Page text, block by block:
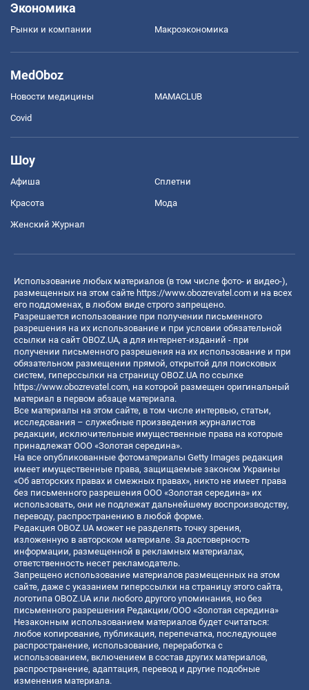
Экономика
Рынки и компании Mакроэкономика
MedOboz
Новости медицины MAMACLUB
Covid
Шоу
Афиша Сплетни
Красота Мода
Женский Журнал
Использование любых материалов (в том числе фото- и видео-),
размещенных на этом сайте https://www.obozrevatel.com и на всех
его поддоменах, в любом виде строго запрещено.
Разрешается использование при получении письменного
разрешения на их использование и при условии обязательной
ссылки на сайт OBOZ.UA, а для интернет-изданий - при
получении письменного разрешения на их использование и при
обязательном размещении прямой, открытой для поисковых
систем, гиперссылки на страницу OBOZ.UA по ссылке
https://www.obozrevatel.com, на которой размещен оригинальный
материал в первом абзаце материала.
Все материалы на этом сайте, в том числе интервью, статьи,
исследования – служебные произведения журналистов
редакции, исключительные имущественные права на которые
принадлежат ООО «Золотая середина».
На все опубликованные фотоматериалы Getty Images редакция
имеет имущественные права, защищаемые законом Украины
«Об авторских правах и смежных правах», никто не имеет права
без письменного разрешения ООО «Золотая середина» их
использовать, они не подлежат дальнейшему воспроизводству,
переводу, распространению в любой форме.
Редакция OBOZ.UA может не разделять точку зрения,
изложенную в авторском материале. За достоверность
информации, размещенной в рекламных материалах,
ответственность несет рекламодатель.
Запрещено использование материалов размещенных на этом
сайте, даже с указанием гиперссылки на страницу этого сайта,
логотипа OBOZ.UA или любого другого упоминания, но без
письменного разрешения Редакции/ООО «Золотая середина»
Незаконным использованием материалов будет считаться:
любое копирование, публикация, перепечатка, последующее
распространение, использование, переработка с
использованием, включением в состав других материалов,
распространение, адаптация, перевод и другие подобные
изменения материала.